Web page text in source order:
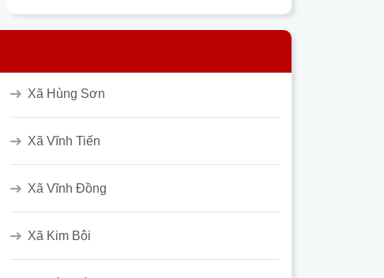
Xã Hùng Sơn
Xã Vĩnh Tiến
Xã Vĩnh Đồng
Xã Kim Bôi